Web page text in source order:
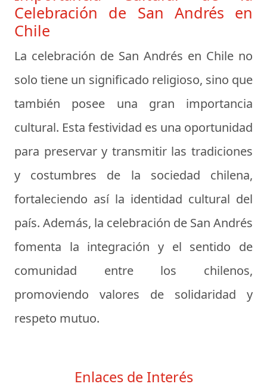
Celebración de San Andrés en
Chile
La celebración de San Andrés en Chile no
solo tiene un significado religioso, sino que
también posee una gran importancia
cultural. Esta festividad es una oportunidad
para preservar y transmitir las tradiciones
y costumbres de la sociedad chilena,
fortaleciendo así la identidad cultural del
país. Además, la celebración de San Andrés
fomenta la integración y el sentido de
comunidad entre los chilenos,
promoviendo valores de solidaridad y
respeto mutuo.
Enlaces de Interés